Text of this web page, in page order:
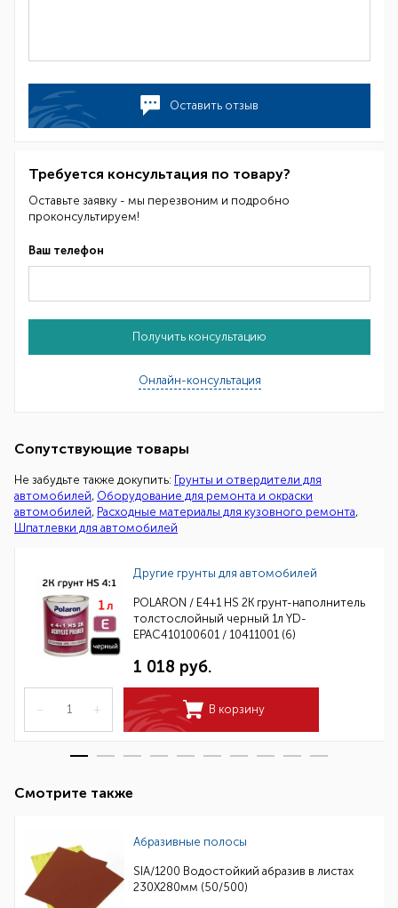
Оставить отзыв
Требуется консультация по товару?
Оставьте заявку - мы перезвоним и подробно
проконсультируем!
Ваш телефон
Получить консультацию
Онлайн-консультация
Сопутствующие товары
Не забудьте также докупить: Грунты и отвердители для
автомобилей, Оборудование для ремонта и окраски
автомобилей, Расходные материалы для кузовного ремонта,
Шпатлевки для автомобилей
Другие грунты для автомобилей
POLARON / E4+1 HS 2K грунт-наполнитель
толстослойный черный 1л YD-
EPAC410100601 / 10411001 (6)
1 018 руб.
– + В корзину
Смотрите также
Абразивные полосы
SIA/1200 Водостойкий абразив в листах
230Х280мм (50/500)